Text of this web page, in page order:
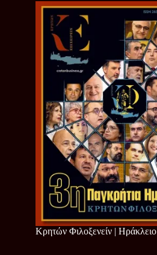
Κρητών Φιλοξενείν | Ηράκλειο